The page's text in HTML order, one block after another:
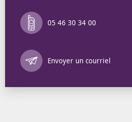
05 46 30 34 00
Envoyer un courriel